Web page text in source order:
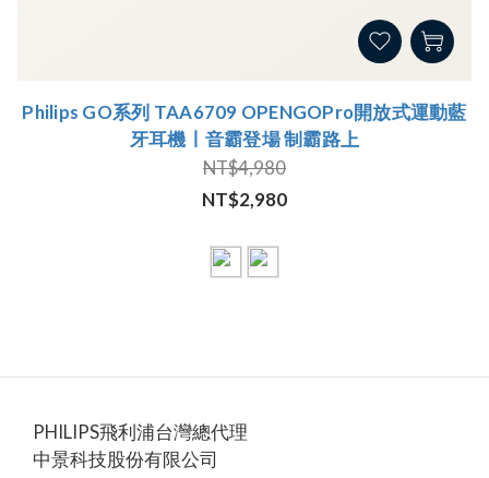
Philips GO系列 TAA6709 OPENGOPro開放式運動藍
牙耳機丨音霸登場 制霸路上
NT$4,980
NT$2,980
PHILIPS飛利浦台灣總代理
中景科技股份有限公司